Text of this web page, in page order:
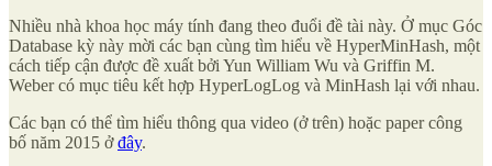
Nhiều nhà khoa học máy tính đang theo đuổi đề tài này. Ở mục Góc
Database kỳ này mời các bạn cùng tìm hiểu về HyperMinHash, một
cách tiếp cận được đề xuất bởi Yun William Wu và Griffin M.
Weber có mục tiêu kết hợp HyperLogLog và MinHash lại với nhau.
Các bạn có thể tìm hiểu thông qua video (ở trên) hoặc paper công
bố năm 2015 ởđây.